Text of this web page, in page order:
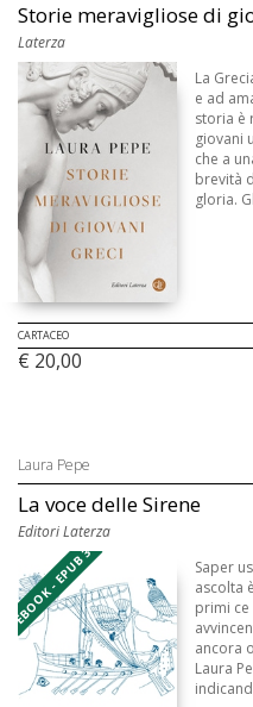
Storie meravigliose di
Laterza
La
e ad
storia è
giovani
che a
brevità
gloria.
CARTACEO
€ 20,00
Laura Pepe
La voce delle Sirene
Editori Laterza
EBOOK - EPUB 3
Saper
ascolta
primi
ancora
Laura